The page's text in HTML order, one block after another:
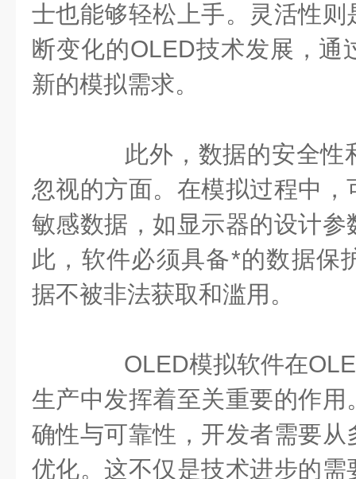
士也能够轻松上手。灵活性
断变化的OLED技术发展，通
新的模拟需求。
此外，数据的安全性
忽视的方面。在模拟过程中
敏感数据，如显示器的设计
此，软件必须具备*的数据保
据不被非法获取和滥用。
OLED模拟软件在
生产中发挥着至关重要的作
确性与可靠性，开发者需要
优化。这不仅是技术进步的